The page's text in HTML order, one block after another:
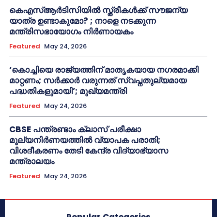
കെഎസ്ആർടിസിയിൽ സ്ത്രീകൾക്ക് സൗജന്യ
യാത്ര ഉണ്ടാകുമോ? ; നാളെ നടക്കുന്ന
മന്ത്രിസഭായോഗം നിർണായകം
Featured May 24, 2026
‘കൊച്ചിയെ രാജ്യത്തിന് മാതൃകയായ നഗരമാക്കി
മാറ്റണം; സർക്കാർ വരുന്നത് സ്വപ്നതുല്യമായ
പദ്ധതികളുമായി’; മുഖ്യമന്ത്രി
Featured May 24, 2026
CBSE പന്ത്രണ്ടാം ക്ലാസ് പരീക്ഷാ
മൂല്യനിർണയത്തിൽ വ്യാപക പരാതി;
വിശദീകരണം തേടി കേന്ദ്ര വിദ്യാഭ്യാസ
മന്ത്രാലയം
Featured May 24, 2026